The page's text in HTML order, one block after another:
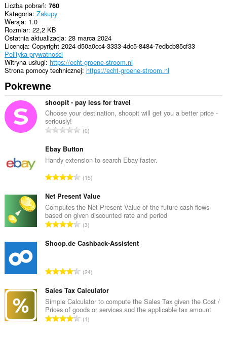
Liczba pobrań 760
Kategoria Zakupy
Wersja 1.0
Rozmiar 22,2 KB
Ostatnia aktualizacja 28 marca 2024
Licencja Copyright 2024 d50a0cc4-3333-4dc5-8484-7edbcb85cf33
Polityka prywatności
Witryna usługi https://echt-groene-stroom.nl
Strona pomocy technicznej https://echt-groene-stroom.nl
Pokrewne
shoopit - pay less for travel
Choose your destination, shoopit will get you a better price -
seriously!
C
ł
k
w
t
a
l
c
a
c
e
n
:
0
Ebay Button
Handy extension to search Ebay faster.
C
ł
k
o
w
t
l
c
z
b
a
15
Net Present Value
Computes the Net Present Value of the future cash flows
based on given discounted rate and period
C
ł
w
t
a
l
3
Shoop.de Cashback-Assistent
C
ł
k
o
w
24
Sales Tax Calculator
Simple Calculator to compute the Sales Tax given the Cost /
Prices of goods or services and the applicable tax amount
C1